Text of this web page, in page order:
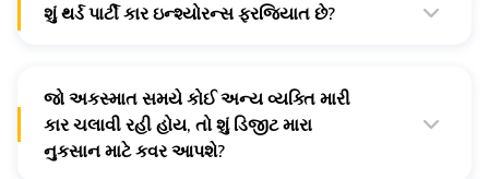
ટોયોટા ઇનોવા ઇન્શ્યોરન્સ
નિસાન કાર ઇન્શ્યોરન્સ
ડેટસન કાર ઇન્શ્યોરન્સ
શું થર્ડ પાર્ટી કાર ઇન્શ્યોરન્સ ફરજિયાત છે?
જો અકસ્માત સમયે કોઈ અન્ય વ્યક્તિ મારી
કાર ચલાવી રહી હોય, તો શું ડિજીટ મારા
નુકસાન માટે કવર આપશે?